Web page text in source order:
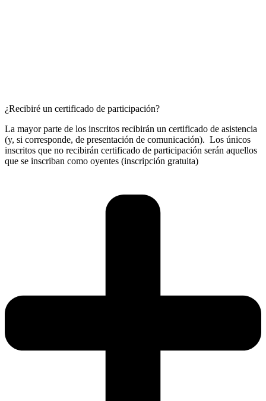
¿Recibiré un certificado de participación?
La mayor parte de los inscritos recibirán un certificado de asistencia
(y, si corresponde, de presentación de comunicación). Los únicos
inscritos que no recibirán certificado de participación serán aquellos
que se inscriban como oyentes (inscripción gratuita)